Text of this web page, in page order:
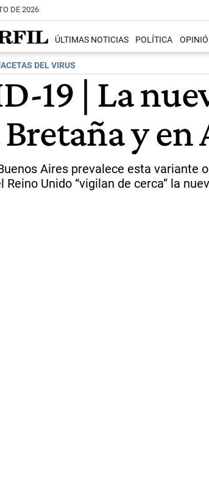
DE 2026
ÚLTIMAS NOTICIAS POLÍTICA
DEL VIRUS
19 | La
y
Aires prevalece esta variante
Reino Unido “vigilan de cerca” la